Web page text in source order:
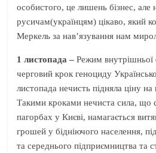
особистого, це лишень бізнес, але
русичам(українцям) цікаво, який
Меркель за нав’язування нам
1 листопада –Режим внутрішньої
черговий крок геноциду
листопада нечисть підняла ціну
Такими кроками нечиста сила, що
пагорбах у Києві, намагається
грошей у бідніючого населення,
та середнього підприємництва та